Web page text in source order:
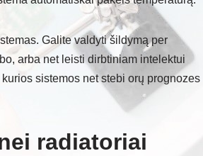
Galite valdyti šildymą per
arba net leisti dirbtiniam intelektui
sistemos net stebi orų prognozes
radiatoriai